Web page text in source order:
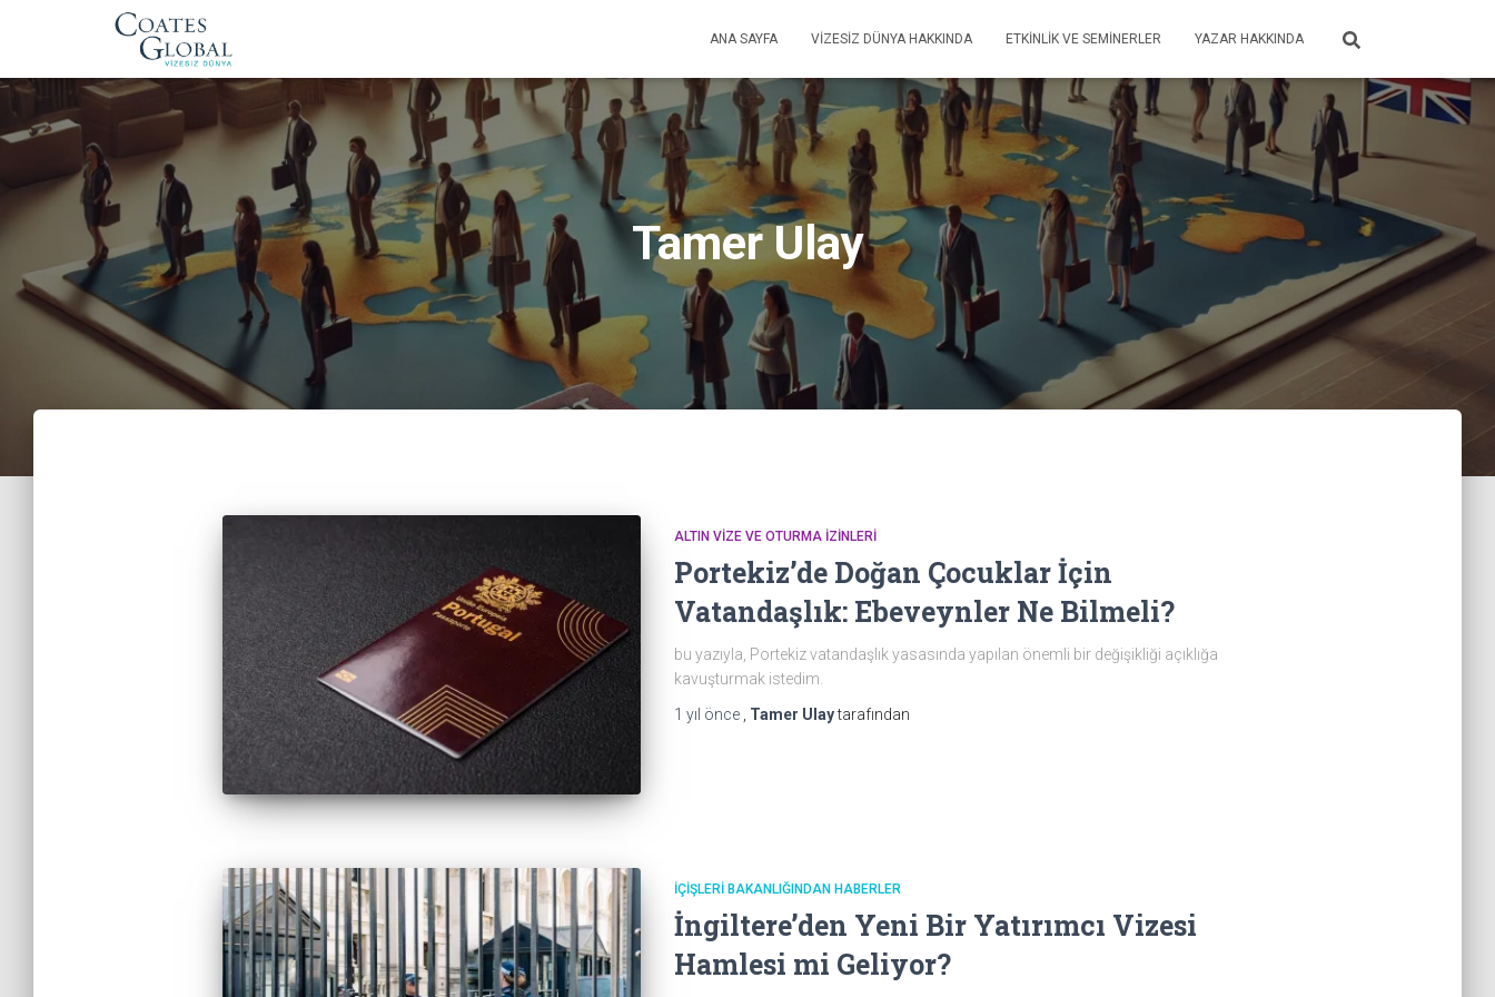
ANA SAYFA VIZESIZ DÜNYA HAKKINDA ETKINLIK VE SEMINERLER YAZAR HAKKINDA
Tamer Ulay
ALTIN VIZE VE OTURMA İZINLERI
Portekiz’de Doğan Çocuklar İçin
Vatandaşlık: Ebeveynler Ne Bilmeli?
bu yazıyla, Portekiz vatandaşlık yasasında yapılan önemli bir değişikliği açıklığa
kavuşturmak istedim.
1 yıl önce Tamer Ulaytarafından
İÇIŞLERI BAKANLIĞINDAN HABERLER
İngiltere’den Yeni Bir Yatırımcı Vizesi
Hamlesi mi Geliyor?